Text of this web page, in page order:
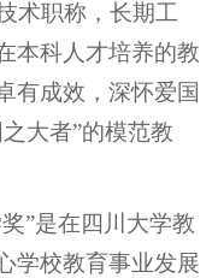
术职称，长期工
本科人才培养的教
有成效，深怀爱国
大者”的模范教
”是在四川大学教
学校教育事业发展